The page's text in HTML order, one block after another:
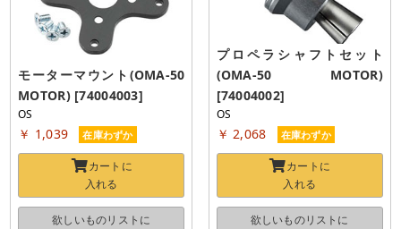
モーターマウント(OMA-50
MOTOR) [74004003]
OS
￥ 1,039 在庫わずか
カートに
入れる
欲しいものリストに
プロペラシャフトセット
(OMA-50 MOTOR)
[74004002]
OS
￥ 2,068 在庫わずか
カートに
入れる
欲しいものリストに